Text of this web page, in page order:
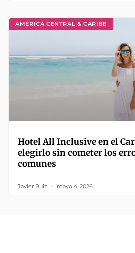
AMÉRICA CENTRAL & CARIBE
Hotel All Inclusive en el
elegirlo sin cometer los
comunes
Javier Ruiz mayo 4, 2026